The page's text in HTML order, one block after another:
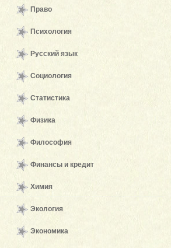
Право
Психология
Русский язык
Социология
Статистика
Физика
Философия
Финансы и кредит
Химия
Экология
Экономика